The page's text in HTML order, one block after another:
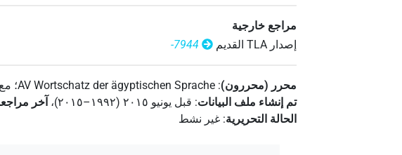
مراجع خارجية
إصدار‏ ‏TLA‏ القديم
-7944
محرر (محررون):
AV Wortschatz der ägyptischen Sprache؛
تم إنشاء ملف البيانات: قبل يونيو ۲۰۱٥ (۱۹۹۲–۲۰۱٥) ، آخر
الحالة التحريرية:غير نشط